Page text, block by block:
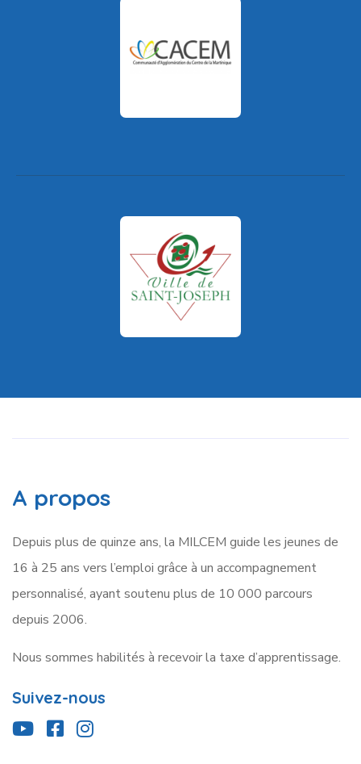
A propos
Depuis plus de quinze ans, la MILCEM guide les jeunes de
16 à 25 ans vers l’emploi grâce à un accompagnement
personnalisé, ayant soutenu plus de 10 000 parcours
depuis 2006.
Nous sommes habilités à recevoir la taxe d’apprentissage.
Suivez-nous